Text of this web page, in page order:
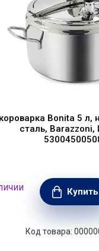
Bonita 5
сталь, Barazzoni,
Купить
Код товара: